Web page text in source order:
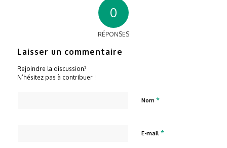
0
RÉPONSES
Laisser un commentaire
Rejoindre la discussion?
N’hésitez pas à contribuer !
Nom *
E-mail *